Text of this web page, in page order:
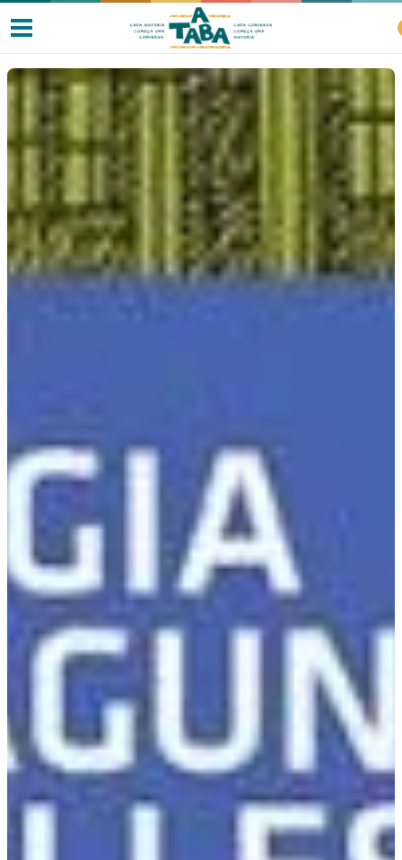
Livros
Resenhas
Clube de Leitores
Na família
Conteúdos
Colecionáveis
Cursos On line
E-Books
Eventos